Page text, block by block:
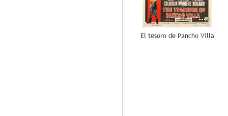
El tesoro de Pancho Villa